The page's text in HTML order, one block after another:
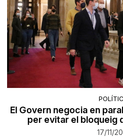
El Govern negocia en
per evitar el bloqueig
17/11/